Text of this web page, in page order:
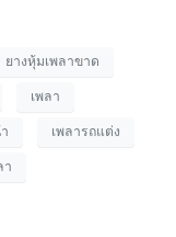
ยางหุ้มเพลาขาด
เพลา
เพลารถแต่ง
า